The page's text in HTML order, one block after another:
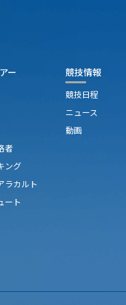
ー
者
ング
ラカルト
ート
競技情報
競技日程
ニュース
動画